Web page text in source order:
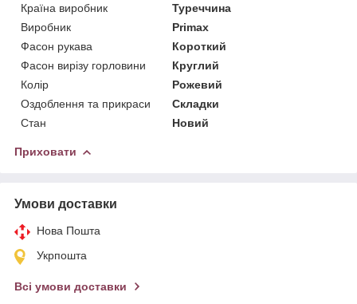
Країна виробник
Туреччина
Виробник
Primax
Фасон рукава
Короткий
Фасон вирізу горловини
Круглий
Колір
Рожевий
Оздоблення та прикраси
Складки
Стан
Новий
Приховати
Умови доставки
Нова Пошта
Укрпошта
Всі умови доставки